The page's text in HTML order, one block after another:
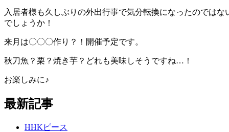
入居者様も久しぶりの外出行事で気分転換になったのではな
でしょうか！
来月は〇〇〇作り？！開催予定です。
秋刀魚？栗？焼き芋？どれも美味しそうですね…！
お楽しみに♪
最新記事
HHKピース